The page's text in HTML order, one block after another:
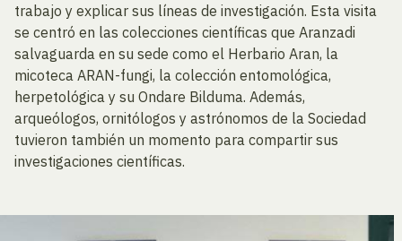
trabajo y explicar sus líneas de investigación. Esta visita
se centró en las colecciones científicas que Aranzadi
salvaguarda en su sede como el Herbario Aran, la
micoteca ARAN-fungi, la colección entomológica,
herpetológica y su Ondare Bilduma. Además,
arqueólogos, ornitólogos y astrónomos de la Sociedad
tuvieron también un momento para compartir sus
investigaciones científicas.